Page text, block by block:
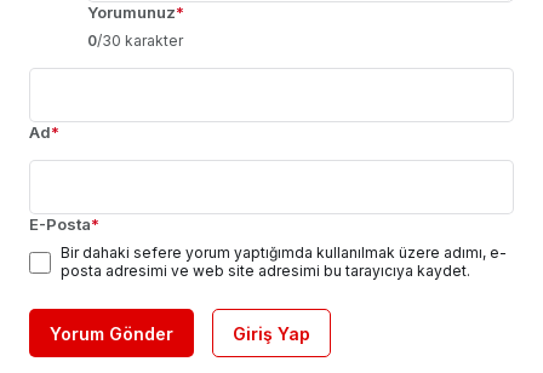
Yorumunuz*
0/30 karakter
Ad*
E-Posta*
Bir dahaki sefere yorum yaptığımda kullanılmak üzere adımı, e-
posta adresimi ve web site adresimi bu tarayıcıya kaydet.
Yorum Gönder Giriş Yap